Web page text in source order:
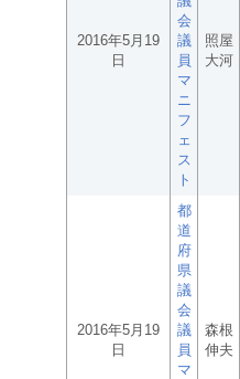
2016年5月19
日
会
議
員
マ
ニ
フ
ェ
ス
ト
照屋
大河
2016年5月19
日
都
道
府
県
議
会
議
員
マ
森根
伸夫